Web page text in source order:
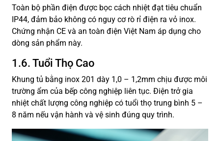
Toàn bộ phần điện được bọc cách nhiệt đạt tiêu chuẩn
IP44, đảm bảo không có nguy cơ rò rỉ điện ra vỏ inox.
Chứng nhận CE và an toàn điện Việt Nam áp dụng cho
dòng sản phẩm này.
1.6. Tuổi Thọ Cao
Khung tủ bằng inox 201 dày 1,0 – 1,2mm chịu được môi
trường ẩm của bếp công nghiệp liên tục. Điện trở gia
nhiệt chất lượng công nghiệp có tuổi thọ trung bình 5 –
8 năm nếu vận hành và vệ sinh đúng quy trình.